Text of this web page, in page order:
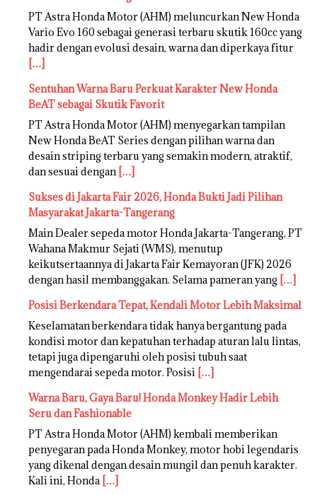
PT Astra Honda Motor (AHM) meluncurkan New Honda
Vario Evo 160 sebagai generasi terbaru skutik 160cc yang
hadir dengan evolusi desain, warna dan diperkaya fitur
[…]
Sentuhan Warna Baru Perkuat Karakter New Honda
BeAT sebagai Skutik Favorit
PT Astra Honda Motor (AHM) menyegarkan tampilan
New Honda BeAT Series dengan pilihan warna dan
desain striping terbaru yang semakin modern, atraktif,
dan sesuai dengan […]
Sukses di Jakarta Fair 2026, Honda Bukti Jadi Pilihan
Masyarakat Jakarta-Tangerang
Main Dealer sepeda motor Honda Jakarta-Tangerang, PT
Wahana Makmur Sejati (WMS), menutup
keikutsertaannya di Jakarta Fair Kemayoran (JFK) 2026
dengan hasil membanggakan. Selama pameran yang […]
Posisi Berkendara Tepat, Kendali Motor Lebih Maksimal
Keselamatan berkendara tidak hanya bergantung pada
kondisi motor dan kepatuhan terhadap aturan lalu lintas,
tetapi juga dipengaruhi oleh posisi tubuh saat
mengendarai sepeda motor. Posisi […]
Warna Baru, Gaya Baru! Honda Monkey Hadir Lebih
Seru dan Fashionable
PT Astra Honda Motor (AHM) kembali memberikan
penyegaran pada Honda Monkey, motor hobi legendaris
yang dikenal dengan desain mungil dan penuh karakter.
Kali ini, Honda […]